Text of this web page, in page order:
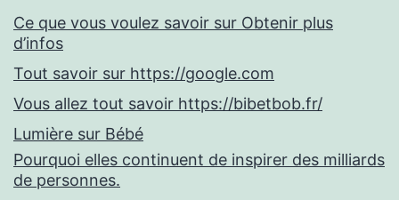
Ce que vous voulez savoir sur Obtenir plus
d’infos
Tout savoir sur https://google.com
Vous allez tout savoir https://bibetbob.fr/
Lumière sur Bébé
Pourquoi elles continuent de inspirer des milliards
de personnes.